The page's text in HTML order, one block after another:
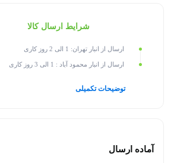
شرایط ارسال کالا
ارسال از انبار تهران: 1 الی 2 روز کاری
ارسال از انبار محمود آباد : 1 الی 3 روز کاری
توضیحات تکمیلی
آماده ارسال